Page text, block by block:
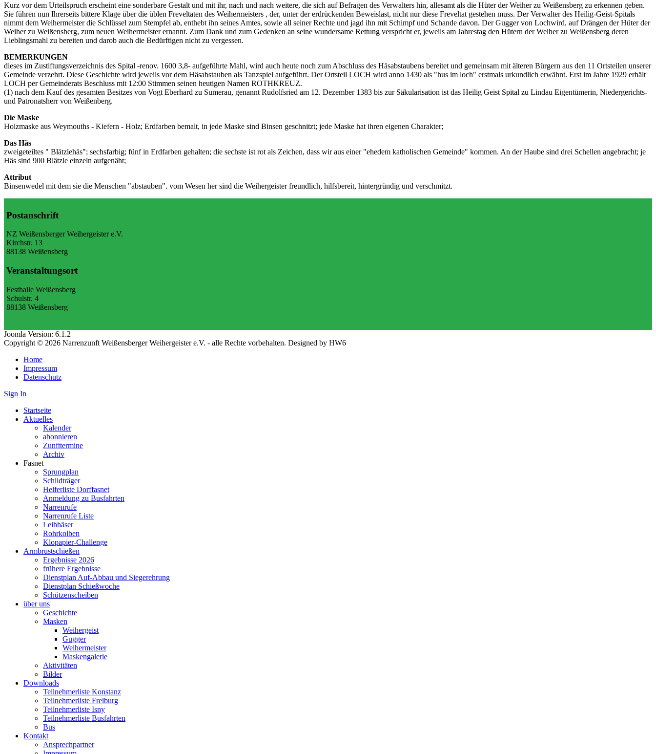
Kurz vor dem Urteilspruch erscheint eine sonderbare Gestalt und mit ihr, nach und nach weitere, die sich auf Befragen des Verwalters hin, allesamt als die Hüter der Weiher zu Weißensberg zu erkennen geben.
Sie führen nun Ihrerseits bittere Klage über die üblen Freveltaten des Weihermeisters , der, unter der erdrückenden Beweislast, nicht nur diese Freveltat gestehen muss. Der Verwalter des Heilig-Geist-Spitals
nimmt dem Weihermeister die Schlüssel zum Stempfel ab, enthebt ihn seines Amtes, sowie all seiner Rechte und jagd ihn mit Schimpf und Schande davon. Der Gugger von Lochwird, auf Drängen der Hüter der
Weiher zu Weißensberg, zum neuen Weihermeister ernannt. Zum Dank und zum Gedenken an seine wundersame Rettung verspricht er, jeweils am Jahrestag den Hütern der Weiher zu Weißensberg deren
Lieblingsmahl zu bereiten und darob auch die Bedürftigen nicht zu vergessen.
BEMERKUNGEN
dieses im Zustiftungsverzeichnis des Spital -renov. 1600 3,8- aufgeführte Mahl, wird auch heute noch zum Abschluss des Häsabstaubens bereitet und gemeinsam mit älteren Bürgern aus den 11 Ortsteilen unserer
Gemeinde verzehrt. Diese Geschichte wird jeweils vor dem Häsabstauben als Tanzspiel aufgeführt. Der Ortsteil LOCH wird anno 1430 als "hus im loch" erstmals urkundlich erwähnt. Erst im Jahre 1929 erhält
LOCH per Gemeinderats Beschluss mit 12:00 Stimmen seinen heutigen Namen ROTHKREUZ.
(1) nach dem Kauf des gesamten Besitzes von Vogt Eberhard zu Sumerau, genannt Rudolfsried am 12. Dezember 1383 bis zur Säkularisation ist das Heilig Geist Spital zu Lindau Eigentümerin, Niedergerichts-
und Patronatsherr von Weißenberg.
Die Maske
Holzmaske aus Weymouths - Kiefern - Holz; Erdfarben bemalt, in jede Maske sind Binsen geschnitzt; jede Maske hat ihren eigenen Charakter;
Das Häs
zweigeteiltes " Blätzlehäs"; sechsfarbig; fünf in Erdfarben gehalten; die sechste ist rot als Zeichen, dass wir aus einer "ehedem katholischen Gemeinde" kommen. An der Haube sind drei Schellen angebracht; je
Häs sind 900 Blätzle einzeln aufgenäht;
Attribut
Binsenwedel mit dem sie die Menschen "abstauben". vom Wesen her sind die Weihergeister freundlich, hilfsbereit, hintergründig und verschmitzt.
Postanschrift
NZ Weißensberger Weihergeister e.V.
Kirchstr. 13
88138 Weißensberg
Veranstaltungsort
Festhalle Weißensberg
Schulstr. 4
88138 Weißensberg
Joomla Version: 6.1.2
Copyright © 2026 Narrenzunft Weißensberger Weihergeister e.V. - alle Rechte vorbehalten. Designed by HW6
Home
Impressum
Datenschutz
Sign In
Startseite
Aktuelles
Kalender
abonnieren
Zunfttermine
Archiv
Fasnet
Sprungplan
Schildträger
Helferliste Dorffasnet
Anmeldung zu Busfahrten
Narrenrufe
Narrenrufe Liste
Leihhäser
Rohrkolben
Klopapier-Challenge
Armbrustschießen
Ergebnisse 2026
frühere Ergebnisse
Dienstplan Auf-Abbau und Siegerehrung
Dienstplan Schießwoche
Schützenscheiben
über uns
Geschichte
Masken
Weihergeist
Gugger
Weihermeister
Maskengalerie
Aktivitäten
Bilder
Downloads
Teilnehmerliste Konstanz
Teilnehmerliste Freiburg
Teilnehmerliste Isny
Teilnehmerliste Busfahrten
Bus
Kontakt
Ansprechpartner